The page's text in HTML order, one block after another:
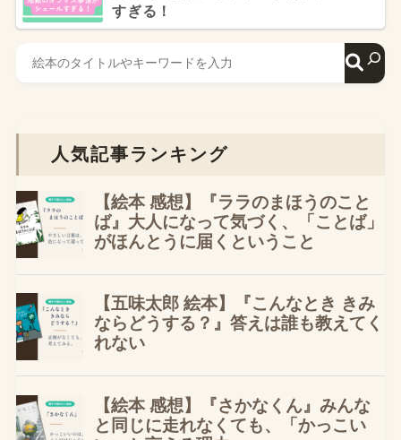
すぎる！
人気記事ランキング